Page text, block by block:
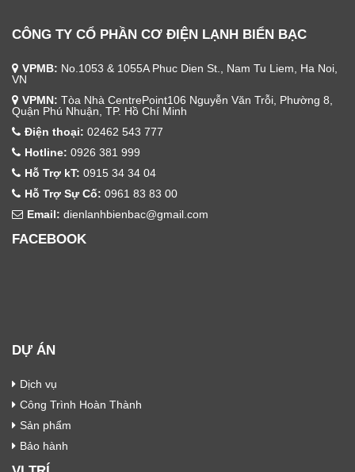
CÔNG TY CỔ PHẦN CƠ ĐIỆN LẠNH BIỂN BẠC
VPMB: No.1053 & 1055A Phuc Dien St., Nam Tu Liem, Ha Noi,
VN
VPMN: Tòa Nhà CentrePoint106 Nguyễn Văn Trỗi, Phường 8,
Quận Phú Nhuận, TP. Hồ Chí Minh
Điện thoại: 02462 543 777
Hotline: 0926 381 999
Hỗ Trợ kT: 0915 34 34 04
Hỗ Trợ Sự Cố: 0961 83 83 00
Email: dienlanhbienbac@gmail.com
FACEBOOK
DỰ ÁN
Dịch vụ
Công Trình Hoàn Thành
Sản phẩm
Bảo hành